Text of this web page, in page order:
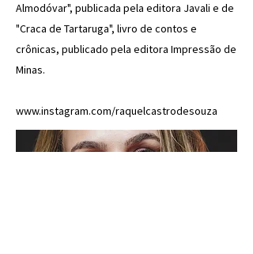
Almodóvar", publicada pela editora Javali e de
"Craca de Tartaruga", livro de contos e
crônicas, publicado pela editora Impressão de
Minas.
www.instagram.com/raquelcastrodesouza